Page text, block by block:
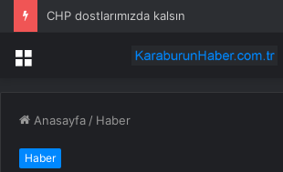
CHP dostlarımızda kalsın
Menü
Anasayfa / Haber
Haber